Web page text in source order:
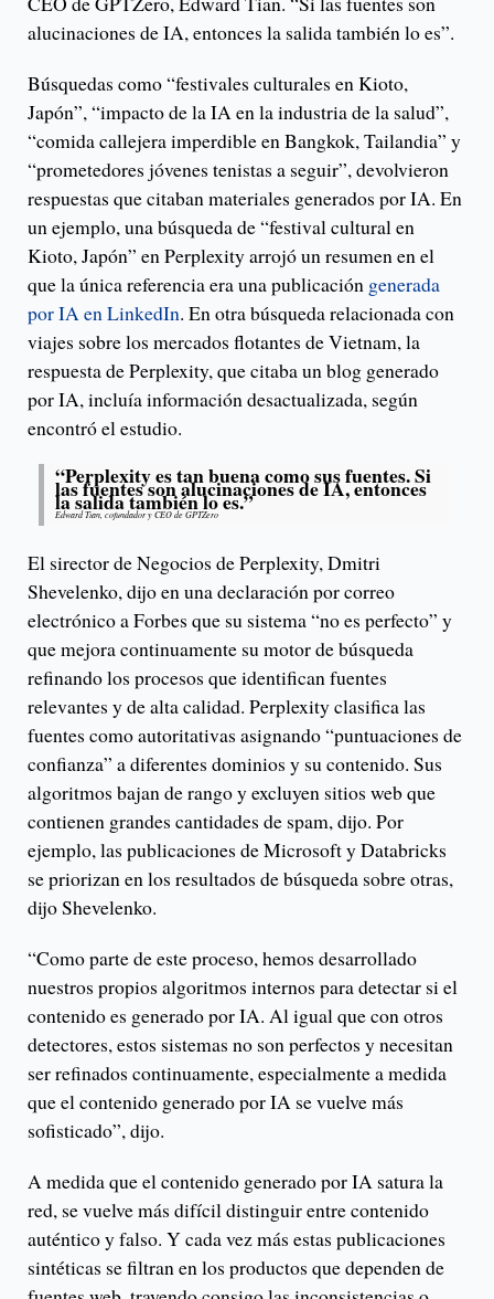
alucinaciones de IA, entonces la salida también lo es”.
Búsquedas como “festivales culturales en Kioto,
Japón”, “impacto de la IA en la industria de la salud”,
“comida callejera imperdible en Bangkok, Tailandia” y
“prometedores jóvenes tenistas a seguir”, devolvieron
respuestas que citaban materiales generados por IA. En
un ejemplo, una búsqueda de “festival cultural en
Kioto, Japón” en Perplexity arrojó un resumen en el
que la única referencia era una publicación generada
por IA en LinkedIn. En otra búsqueda relacionada con
viajes sobre los mercados flotantes de Vietnam, la
respuesta de Perplexity, que citaba un blog generado
por IA, incluía información desactualizada, según
encontró el estudio.
“Perplexity es tan buena como sus fuentes. Si
las fuentes son alucinaciones de IA, entonces
la salida también lo es.”
Edward Tian, cofundador y CEO de GPTZero
El sirector de Negocios de Perplexity, Dmitri
Shevelenko, dijo en una declaración por correo
electrónico a Forbes que su sistema “no es perfecto” y
que mejora continuamente su motor de búsqueda
refinando los procesos que identifican fuentes
relevantes y de alta calidad. Perplexity clasifica las
fuentes como autoritativas asignando “puntuaciones de
confianza” a diferentes dominios y su contenido. Sus
algoritmos bajan de rango y excluyen sitios web que
contienen grandes cantidades de spam, dijo. Por
ejemplo, las publicaciones de Microsoft y Databricks
se priorizan en los resultados de búsqueda sobre otras,
dijo Shevelenko.
“Como parte de este proceso, hemos desarrollado
nuestros propios algoritmos internos para detectar si el
contenido es generado por IA. Al igual que con otros
detectores, estos sistemas no son perfectos y necesitan
ser refinados continuamente, especialmente a medida
que el contenido generado por IA se vuelve más
sofisticado”, dijo.
A medida que el contenido generado por IA satura la
red, se vuelve más difícil distinguir entre contenido
auténtico y falso. Y cada vez más estas publicaciones
sintéticas se filtran en los productos que dependen de